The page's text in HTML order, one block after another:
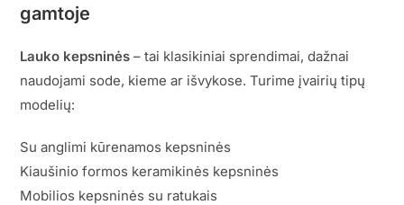
gamtoje
Lauko kepsninės – tai klasikiniai sprendimai, dažnai
naudojami sode, kieme ar išvykose. Turime įvairių tipų
modelių:
Su anglimi kūrenamos kepsninės
Kiaušinio formos keramikinės kepsninės
Mobilios kepsninės su ratukais